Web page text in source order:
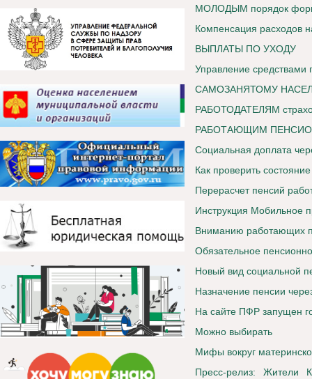
МОЛОДЫМ порядок
Компенсация расходов
ВЫПЛАТЫ ПО УХОДУ
Управление средствами
САМОЗАНЯТОМУ
РАБОТОДАТЕЛЯМ
РАБОТАЮЩИМ
Социальная доплата
Как проверить
Перерасчет пенсий
Инструкция Мобильное
Вниманию работающих
Обязательное
Новый вид социальной
Назначение пенсии
На сайте ПФР запущен
Можно выбирать
Мифы вокруг
Пресс-релиз: Жители